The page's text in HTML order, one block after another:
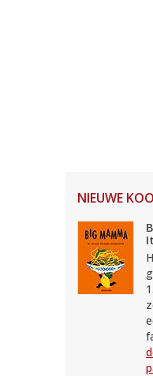
NIEUWE